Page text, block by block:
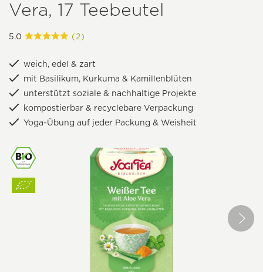
Vera, 17 Teebeutel
5.0 (2)
weich, edel & zart
mit Basilikum, Kurkuma & Kamillenblüten
unterstützt soziale & nachhaltige Projekte
kompostierbar & recyclebare Verpackung
Yoga-Übung auf jeder Packung & Weisheit